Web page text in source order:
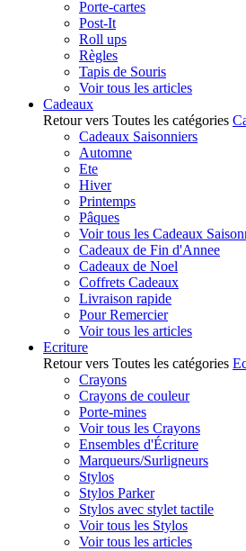
Porte-cartes
Post-It
Roll ups
Règles
Tapis de Souris
Voir tous les articles
Cadeaux
Retour vers Toutes les catégories
Cadeaux Saisonniers
Automne
Ete
Hiver
Printemps
Pâques
Voir tous les Cadeaux
Cadeaux de Fin d'Annee
Cadeaux de Noel
Coffrets Cadeaux
Livraison rapide
Pour Remercier
Voir tous les articles
Ecriture
Retour vers Toutes les catégories
Crayons
Crayons de couleur
Porte-mines
Voir tous les Crayons
Ensembles d'Écriture
Marqueurs/Surligneurs
Stylos
Stylos Parker
Stylos avec stylet tactile
Voir tous les Stylos
Voir tous les articles